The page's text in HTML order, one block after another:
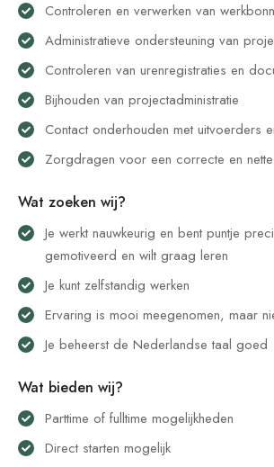
Controleren en verwerken van
Administratieve ondersteuning van
Controleren van urenregistraties en
Bijhouden van projectadministratie
Contact onderhouden met uitvoerders
Zorgdragen voor een correcte en
Wat zoeken wij?
Je werkt nauwkeurig en bent puntje
gemotiveerd en wilt graag leren
Je kunt zelfstandig werken
Ervaring is mooi meegenomen, maar
Je beheerst de Nederlandse taal goed
Wat bieden wij?
Parttime of fulltime mogelijkheden
Direct starten mogelijk